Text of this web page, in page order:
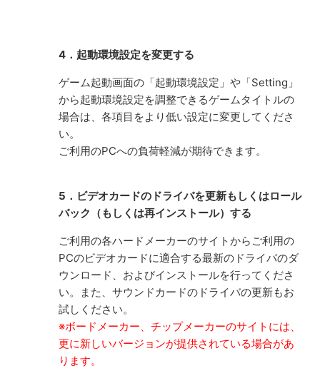
4．起動環境設定を変更する
ゲーム起動画面の「起動環境設定」や「Setting」
から起動環境設定を調整できるゲームタイトルの
場合は、各項目をより低い設定に変更してくださ
い。
ご利用のPCへの負荷軽減が期待できます。
5．ビデオカードのドライバを更新もしくはロール
バック（もしくは再インストール）する
ご利用の各ハードメーカーのサイトからご利用の
PCのビデオカードに適合する最新のドライバのダ
ウンロード、およびインストールを行ってくださ
い。また、サウンドカードのドライバの更新もお
試しください。
※ボードメーカー、チップメーカーのサイトには、
更に新しいバージョンが提供されている場合があ
ります。